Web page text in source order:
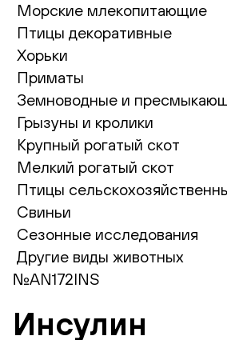
Морские млекопитающие
Птицы декоративные
Хорьки
Приматы
Земноводные и
Грызуны и кролики
Крупный рогатый скот
Мелкий рогатый скот
Птицы
Свиньи
Сезонные исследования
Другие виды животных
№AN172INS
Инсулин